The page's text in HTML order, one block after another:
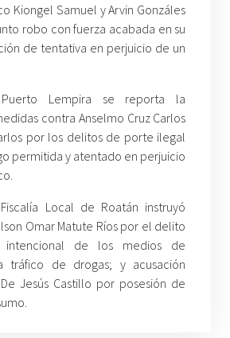
Kiongel Samuel y Arvin Gonzáles
robo con fuerza acabada en su
de tentativa en perjuicio de un
Lempira se reporta la
contra Anselmo Cruz Carlos
por los delitos de porte ilegal
permitida y atentado en perjuicio
Local de Roatán instruyó
Omar Matute Ríos por el delito
intencional de los medios de
tráfico de drogas; y acusación
Jesús Castillo por posesión de